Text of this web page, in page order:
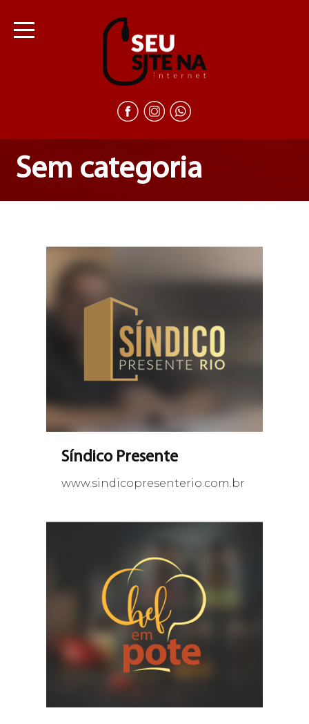
Sem categoria
Síndico Presente
www.sindicopresenterio.com.br